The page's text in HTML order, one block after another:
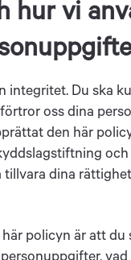
hur vi
integritet. Du ska
oss dina
den här
dina
policyn är att du